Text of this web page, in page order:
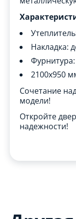
Накладка:
2100x950
Сочетание
модели!
Откройте
надежности!